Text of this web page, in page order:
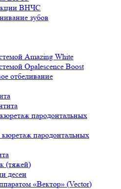
ВНЧС
зубов
Amazing White
Opalescence Boost
отбеливание
пародонтальных
пародонтальных
(тяжей)
десен
«Вектор» (Vector)